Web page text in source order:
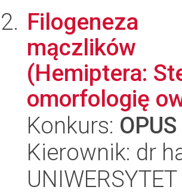
Filogeneza
mączlików
(Hemiptera:
omorfologię
Konkurs:
Kierownik: dr